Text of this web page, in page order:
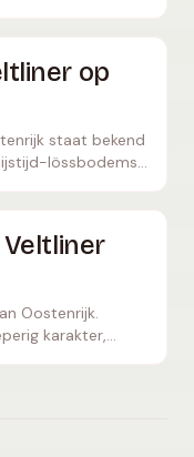
op
staat bekend
lössbodems.
Oostenrijk.
karakter,